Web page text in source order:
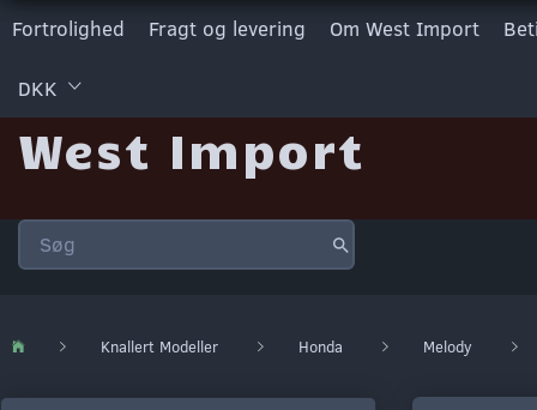
Fortrolighed Fragt og levering Om West Import
DKK
West Import
Knallert Modeller Honda Melody